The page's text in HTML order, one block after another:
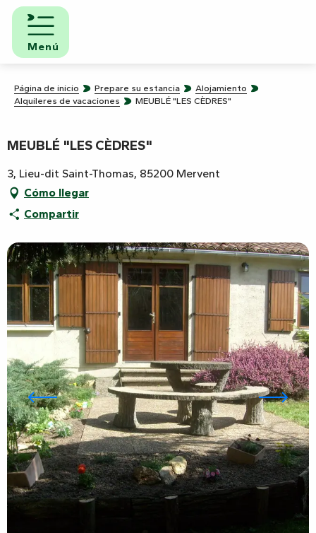
Aller
contenu
principal
Menú
Página de inicio Prepare su estancia
Alojamiento
Alquileres de vacaciones
MEUBLÉ "LES CÈDRES"
MEUBLÉ "LES CÈDRES"
3, Lieu-dit Saint-Thomas, 85200 Mervent
Cómo llegar
Compartir